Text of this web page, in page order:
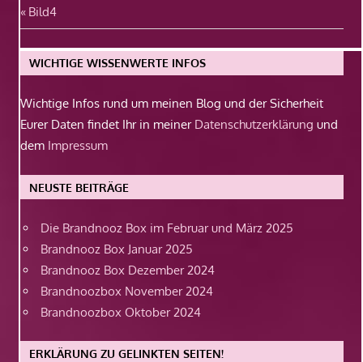
Beitragsnavigation
Vorheriger
Beitrag:
Bild4
WICHTIGE WISSENWERTE INFOS
Wichtige Infos rund um meinen Blog und der Sicherheit
Eurer Daten findet Ihr in meiner Datenschutzerklärung und
dem Impressum
NEUSTE BEITRÄGE
Die Brandnooz Box im Februar und März 2025
Brandnooz Box Januar 2025
Brandnooz Box Dezember 2024
Brandnoozbox November 2024
Brandnoozbox Oktober 2024
ERKLÄRUNG ZU GELINKTEN SEITEN!